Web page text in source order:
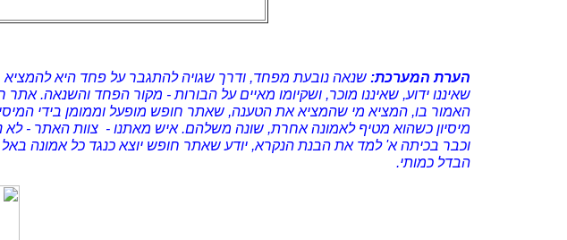
הערת המערכת: שנאה נובעת מפחד, ודרך שגויה להתגבר על פחד היא להמציא
שאיננו ידוע, שאיננו מוכר, ושקיומו מאיים על הבורות - מקור הפחד והשנאה.
האמור בו, המציא מי שהמציא את הטענה, שאתר חופש מופעל וממומן בידי
מיסיון כשהוא מטיף לאמונה אחרת, שונה משלהם. איש מאתנו - צוות האתר - לא
וכבר בכיתה א' למד את הבנת הנקרא, יודע שאתר חופש יוצא כנגד כל אמונה באל
הבדל כמותי.